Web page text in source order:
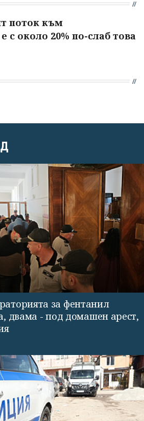
поток към
с около 20% по-слаб това
за фентанил
двама - под домашен арест,